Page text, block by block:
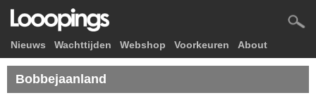
Nieuws Wachttijden Webshop Voorkeuren About
Bobbejaanland